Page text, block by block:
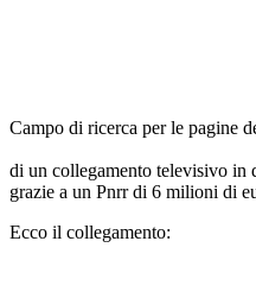
Campo di ricerca per le pagine
di un collegamento televisivo in
grazie a un Pnrr di 6 milioni di
Ecco il collegamento: